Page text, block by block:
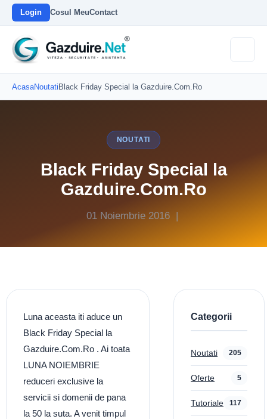
Login Cosul MeuContact
AcasaNoutati Black Friday Special la Gazduire.Com.Ro
NOUTATI
Black Friday Special la
Gazduire.Com.Ro
01 Noiembrie 2016 |
Luna aceasta iti aduce un
Black Friday Special la
Gazduire.Com.Ro . Ai toata
LUNA NOIEMBRIE
reduceri exclusive la
servicii si domenii de pana
la 50 la suta. A venit timpul
Categorii
Noutati 205
Oferte 5
Tutoriale 117